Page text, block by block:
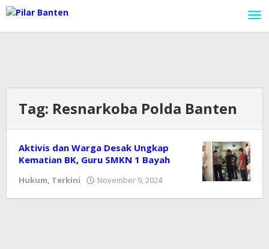
Lewati
ke
konten
Tag: Resnarkoba Polda Banten
Aktivis dan Warga Desak Ungkap
Kematian BK, Guru SMKN 1 Bayah
Hukum, Terkini November 9, 2024